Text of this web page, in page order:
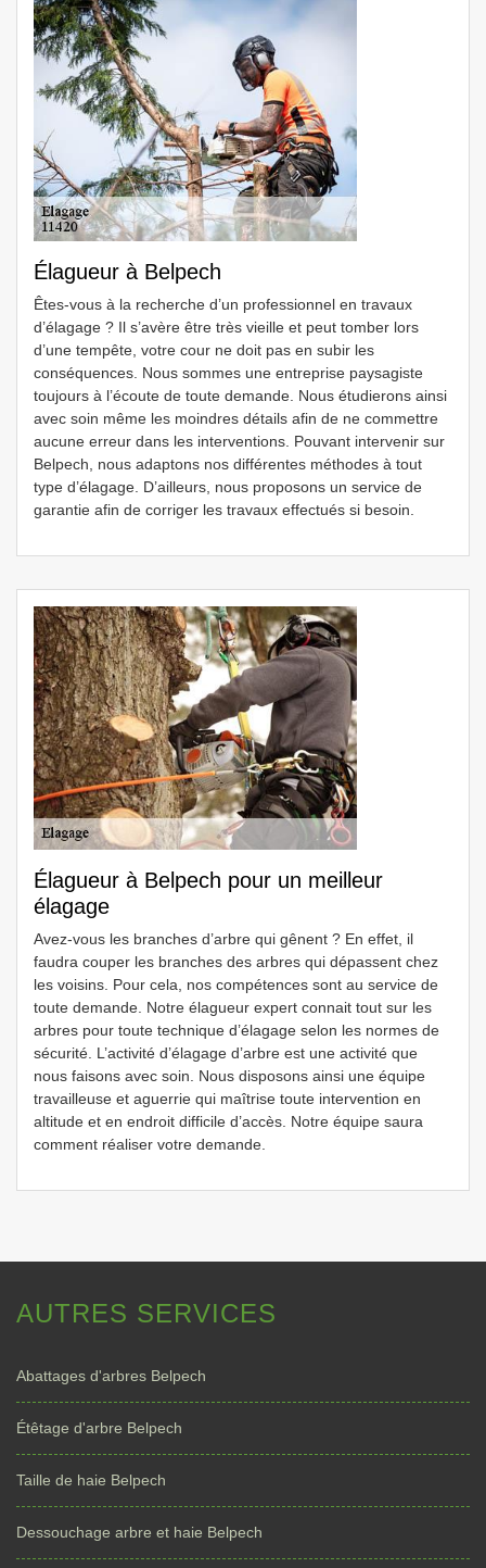
Élagueur à Belpech
Êtes-vous à la recherche d’un professionnel en travaux
d’élagage ? Il s’avère être très vieille et peut tomber lors
d’une tempête, votre cour ne doit pas en subir les
conséquences. Nous sommes une entreprise paysagiste
toujours à l’écoute de toute demande. Nous étudierons ainsi
avec soin même les moindres détails afin de ne commettre
aucune erreur dans les interventions. Pouvant intervenir sur
Belpech, nous adaptons nos différentes méthodes à tout
type d’élagage. D’ailleurs, nous proposons un service de
garantie afin de corriger les travaux effectués si besoin.
Élagueur à Belpech pour un meilleur
élagage
Avez-vous les branches d’arbre qui gênent ? En effet, il
faudra couper les branches des arbres qui dépassent chez
les voisins. Pour cela, nos compétences sont au service de
toute demande. Notre élagueur expert connait tout sur les
arbres pour toute technique d’élagage selon les normes de
sécurité. L’activité d’élagage d’arbre est une activité que
nous faisons avec soin. Nous disposons ainsi une équipe
travailleuse et aguerrie qui maîtrise toute intervention en
altitude et en endroit difficile d’accès. Notre équipe saura
comment réaliser votre demande.
AUTRES SERVICES
Abattages d'arbres Belpech
Étêtage d'arbre Belpech
Taille de haie Belpech
Dessouchage arbre et haie Belpech